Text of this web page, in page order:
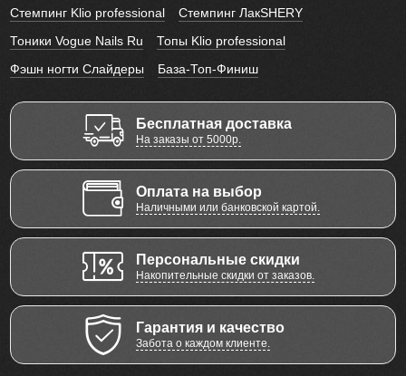
Стемпинг Klio professional
Стемпинг ЛакSHERY
Тоники Vogue Nails Ru
Топы Klio professional
Фэшн ногти Слайдеры
База-Топ-Финиш
Бесплатная доставка
На заказы от 5000р.
Оплата на выбор
Наличными или банковской картой.
Персональные скидки
Накопительные скидки от заказов.
Гарантия и качество
Забота о каждом клиенте.